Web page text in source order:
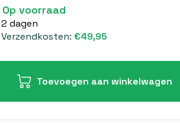
Op voorraad
2 dagen
Verzendkosten: €49,95
Toevoegen aan winkelwagen